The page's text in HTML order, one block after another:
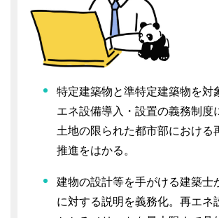
特定建築物と準特定建築物を対
エネ設備導入・設置の義務制度
土地の限られた都市部における
推進をはかる。
建物の設計等を手がける建築士
に対する説明を義務化。再エネ